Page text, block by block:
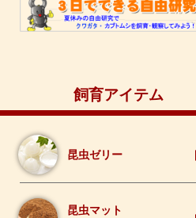
飼育アイテム
昆虫ゼリー
昆虫マット